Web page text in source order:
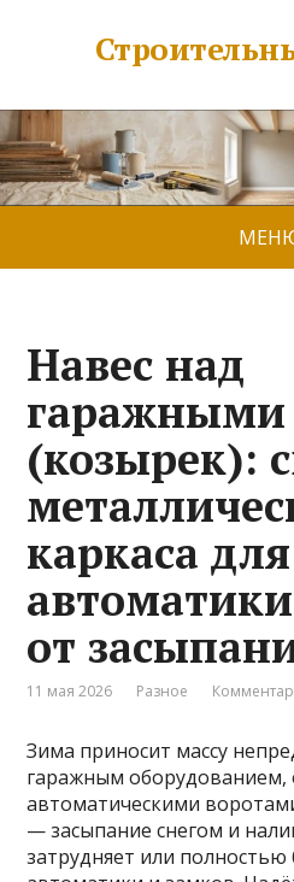
Навес над
гаражными
(козырек):
каркаса
от
11 мая 2026 Разное
Зима приносит массу
гаражным оборудованием,
автоматическими
— засыпание снегом и
затрудняет или полностью